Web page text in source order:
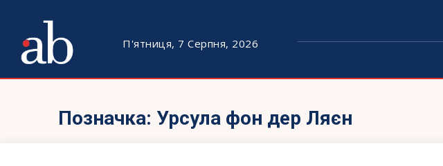
П'ятниця, 7 Серпня, 2026
Позначка: Урсула фон дер Ляєн